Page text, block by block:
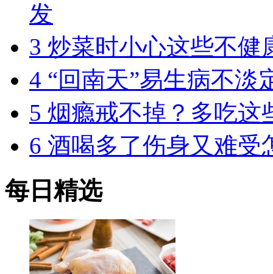
发
3 炒菜时小心这些不健
4 “回南天”易生病不淡
5 烟瘾戒不掉？多吃这
6 酒喝多了伤身又难受
每日精选